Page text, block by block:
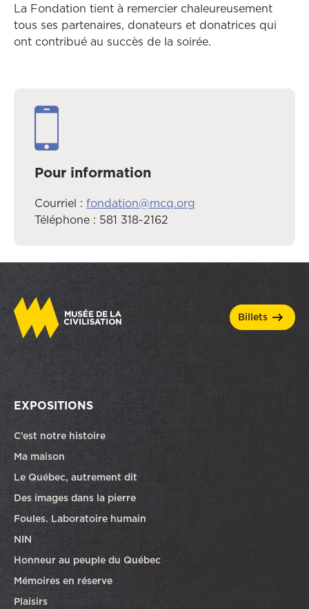
La Fondation tient à remercier chaleureusement
tous ses partenaires, donateurs et donatrices qui
ont contribué au succès de la soirée.
Pour information
Courriel : fondation@mcq.org
Téléphone : 581 318-2162
billets
EXPOSITIONS
C’est notre histoire
Ma maison
Le Québec, autrement dit
Des images dans la pierre
Foules. Laboratoire humain
NIN
Honneur au peuple du Québec
Mémoires en réserve
Plaisirs